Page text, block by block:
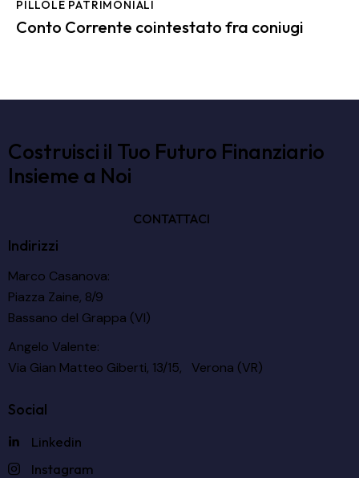
PILLOLE PATRIMONIALI
Conto Corrente cointestato fra coniugi
Costruisci il Tuo Futuro Finanziario
Insieme a Noi
CONTATTACI
Indirizzi
Marco Casanova:
Piazza Zaine, 8/9
Bassano del Grappa (VI)
Angelo Valente:
Via Gian Matteo Giberti, 13/15, Verona (VR)
Social
Linkedin
Instagram